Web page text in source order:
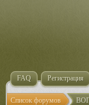
FAQ Регистрация
Список форумов